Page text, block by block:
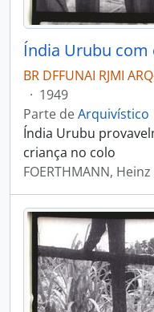
Índia Urubu com
BR DFFUNAI RJMI
· 1949
Parte deArquivístico
Índia Urubu
criança no colo
FOERTHMANN, Heinz